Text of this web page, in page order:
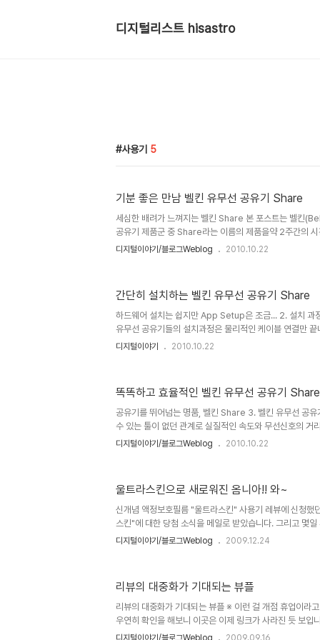
디지털리스트 hisastro
사용기 5
기분 좋은 만남 벨킨 유무선 공유기 Share
세심한 배려가 느껴지는 벨킨 Share 본 포스트는 벨킨
공유기 제품군 중 Share라는 이름의 제품을약 2주간의 시
한 사항들을 바탕으로 가감없이 정리한 내용입니다. 언젠
없습니다."라는 말씀을 드렸었는데... 이번 역시 그렇습니
사용기를 말씀드리기에 앞서, 짧은 시간 동안 경험한 내용
디지털이야기/블로그Weblog 2010.10.22
간단히 설치하는 벨킨 유무선 공유기 Share
하드웨어 설치는 쉽지만 App Setup은 조금... 2. 설치 과
유무선 공유기들의 설치과정은 물리적인 케이블 연결만
습니다. 그건 기본 기능이 내부 네트웤 및 인터넷 공유와 관
사용하고 있습니다만, 대체적으로 일반적인 사용에 있어서
유기 Share 역시 기본적인 유무선 공유기를 활용하는 수
지 1..
디지털이야기 2010.10.22
똑똑하고 효율적인 벨킨 유무선 공유기 Share
공유기를 뛰어넘는 명품, 벨킨 Share 3. 벨킨 유무선 공유
수 있는 툴이 없던 관계로 실질적인 속도와 무선신호의 거
기존에 사용하던 제품들과는 속도와 무선신호 모두에서 분
활하게 사용할 수 있음을 확인할 수 있었습니다. 또한
로 대략적인 속도와 신호거리를 확인한 바로는 벨킨 유무
디지털이야기/블로그Weblog 2010.10.22
울트라스킨으로 새로워진 옴니아!! 와~
신개념 액정보호필름 "울트라스킨" 사용기 레뷰에 신청했
스킨"에 대한 당첨 소식을 메일로 받았습니다. 그리고 몇
기분이 너무 좋았습니다. 정말로... ^^ 처음에 사진을 보고
밋밋했던 옴니아가 새로워진 느낌입니다. 아래 이미지를 첨
와 울트라스킨을 적용한 옴니아를 한번 비교해보시고어떤
울트라스킨 ..
디지털이야기/블로그Weblog 2009.12.24
리뷰의 대중화가 기대되는 뷰플
리뷰의 대중화가 기대되는 뷰플 ※ 이런 걸 개점 휴업이라
우연히 확인을 해보니 이곳은 이제 링크가 사라진 듯 보입
다. 아니면 다행이지만... 인터넷이 생활의 중심이 되어버린
디지털이야기/블로그Weblog 2009.09.16